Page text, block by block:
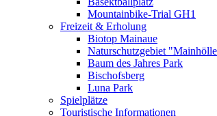
Mountainbike-Trial GH1
Freizeit & Erholung
Biotop Mainaue
Naturschutzgebiet
Baum des Jahres Park
Bischofsberg
Luna Park
Spielplätze
Touristische Informationen